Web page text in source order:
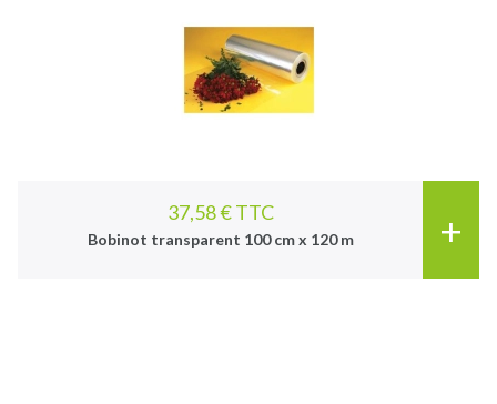
37,58 € TTC
Bobinot transparent 100 cm x 120 m +